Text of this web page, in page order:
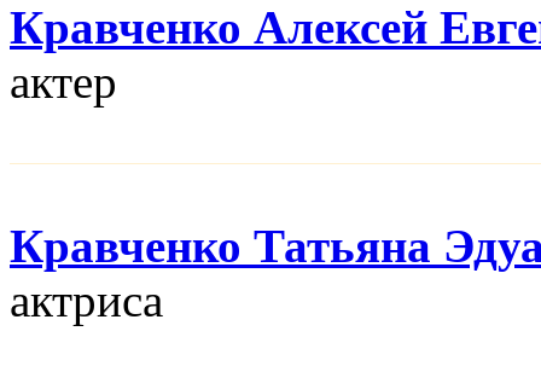
Кравченко Алексей
актер
Кравченко Татьяна
актриса